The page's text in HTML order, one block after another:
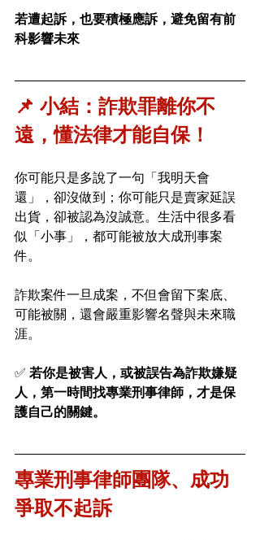
若遭起訴，也要積極應訴，避免留有前
科影響未來
📌 小結：詐欺罪離你不
遠，懂法律才能自保！
你可能只是多說了一句「我明天會
還」，卻沒做到；你可能只是賣家延誤
出貨，卻被認為沒誠意。生活中很多看
似「小事」，都可能被放大成刑事案
件。
詐欺案件一旦成案，不但會留下案底、
可能被關，還會嚴重影響名聲與未來職
涯。
✅ 若你是被害人，或被誤告為詐欺嫌疑
人，第一時間找專業刑事律師，才是保
護自己的關鍵。
專業刑事律師團隊、成功
爭取不起訴